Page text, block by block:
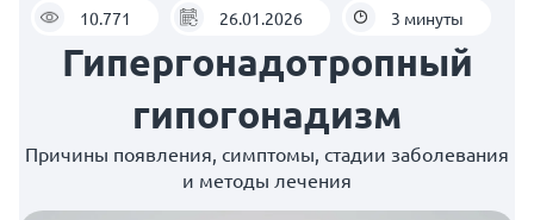
10.771 26.01.2026 3 минуты
Гипергонадотропный
гипогонадизм
Причины появления, симптомы, стадии заболевания
и методы лечения